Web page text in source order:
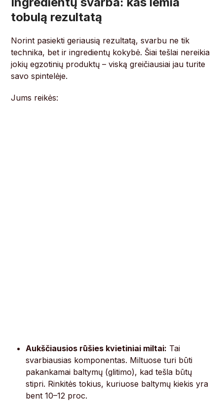
tobulą rezultatą
Norint pasiekti geriausią rezultatą, svarbu ne tik
technika, bet ir ingredientų kokybė. Šiai tešlai nereikia
jokių egzotinių produktų – viską greičiausiai jau turite
savo spintelėje.
Jums reikės:
Aukščiausios rūšies kvietiniai miltai: Tai
svarbiausias komponentas. Miltuose turi būti
pakankamai baltymų (glitimo), kad tešla būtų
stipri. Rinkitės tokius, kuriuose baltymų kiekis yra
bent 10–12 proc.